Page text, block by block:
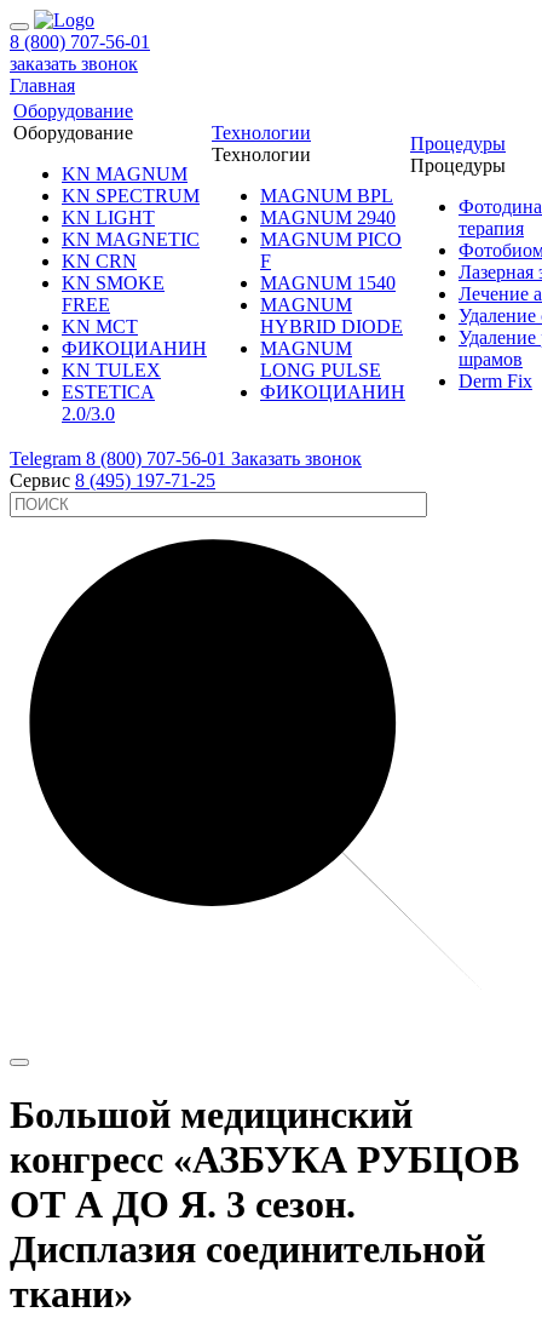
8 (800) 707-56-01
заказать звонок
Главная
Оборудование
Оборудование
KN MAGNUM
KN SPECTRUM
KN LIGHT
KN MAGNETIC
KN CRN
KN SMOKE
FREE
KN MCT
ФИКОЦИАНИН
KN TULEX
ESTETICA
2.0/3.0
Технологии
Технологии
MAGNUM BPL
MAGNUM 2940
MAGNUM PICO
F
MAGNUM 1540
MAGNUM
HYBRID DIODE
MAGNUM
LONG PULSE
ФИКОЦИАНИН
Процедуры
Процедуры
терапия
Лазерная
Лечение
Удаление
шрамов
Derm Fix
Telegram 8 (800) 707-56-01 Заказать звонок
Сервис 8 (495) 197-71-25
Большой медицинский
конгресс «АЗБУКА РУБЦОВ
ОТ А ДО Я. 3 сезон.
Дисплазия соединительной
ткани»